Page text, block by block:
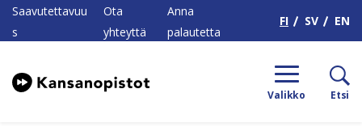
Saavutettavuu
s
Ota
yhteyttä
Anna
palautetta
FI SV EN
Valikko Etsi